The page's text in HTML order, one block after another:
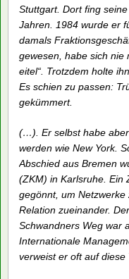
Stuttgart. Dort fing
Jahren. 1984 wurde er
damals
gewesen, habe sich nie
eitel“. Trotzdem holte
Es schien zu passen:
gekümmert.
(…). Er selbst habe
werden wie New York.
Abschied aus Bremen
(ZKM) in Karlsruhe. Ein
gegönnt, um Netzwerke
Relation zueinander.
Schwandners Weg war
Internationale
verweist er oft auf